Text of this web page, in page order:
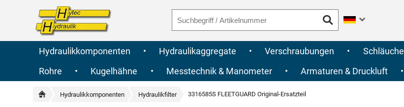
Hydraulikkomponenten • Hydraulikaggregate • Verschraubungen • Schläuche
Rohre
• Kugelhähne • Messtechnik & Manometer • Armaturen & Druckluft •
Hydraulikkomponenten Hydraulikfilter 3316585S FLEETGUARD Original-Ersatzteil